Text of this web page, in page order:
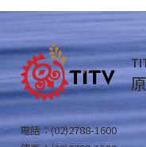
電話：(02)2788-1600